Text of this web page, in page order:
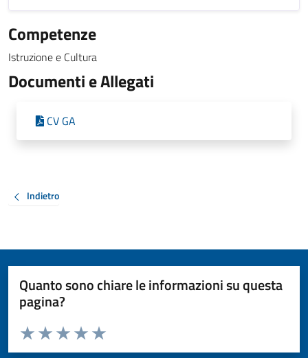
Competenze
Istruzione e Cultura
Documenti e Allegati
CV GA
Indietro
Quanto sono chiare le informazioni su questa
pagina?
Valuta da 1 a 5 stelle la pagina
Valuta 5 stelle su 5
Valuta 4 stelle su 5
Valuta 3 stelle su 5
Valuta 2 stelle su 5
Valuta 1 stelle su 5